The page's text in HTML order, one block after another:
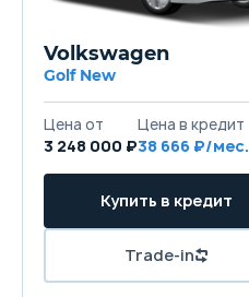
Volkswagen
Golf New
Цена от
3 248 000 ₽
Цена в кредит
38 666 ₽/мес.
Купить в кредит
Trade-in